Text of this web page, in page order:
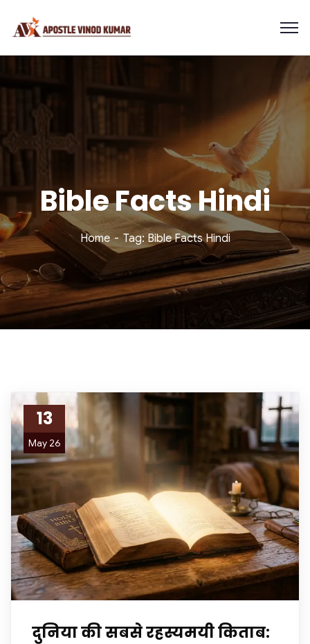
Bible Facts Hindi
Home Tag: Bible Facts Hindi
13
May 26
दुनिया की सबसे रहस्यमयी किताब: